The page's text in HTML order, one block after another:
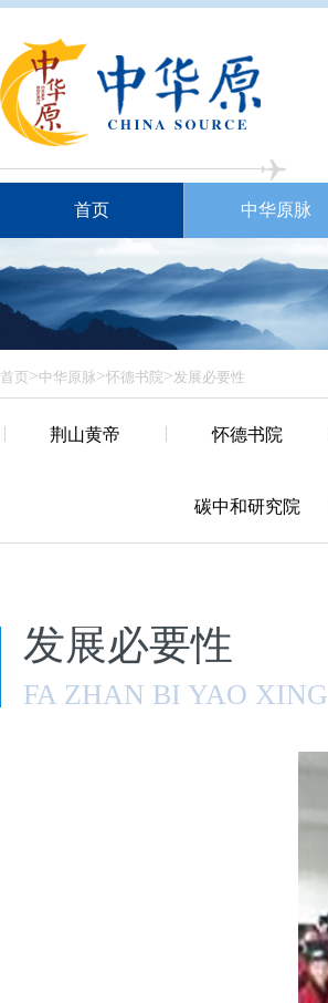
首页 中华原脉
首页>中华原脉>怀德书院>发展必要性
荆山黄帝 怀德书院
碳中和研究院
发展必要性
FA ZHAN BI YAO XING